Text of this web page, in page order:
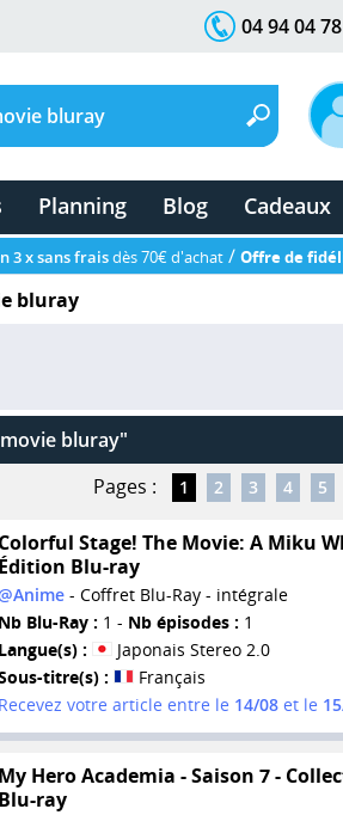
04 94 04
Planning Blog Cadeaux
3 x sans fraisdès 70€ d'achat / Offre de
bluray
bluray"
Pages : 1 2 3 4 5
Colorful Stage! The Movie: A Miku
Édition Blu-ray
- Coffret Blu-Ray - intégrale
Nb Blu-Ray : 1 - Nb épisodes : 1
Langue(s) :
Japonais Stereo 2.0
titre(s) :
Français
Recevez votre article entre le 14/08et le
My Hero Academia - Saison 7 -
Blu-ray